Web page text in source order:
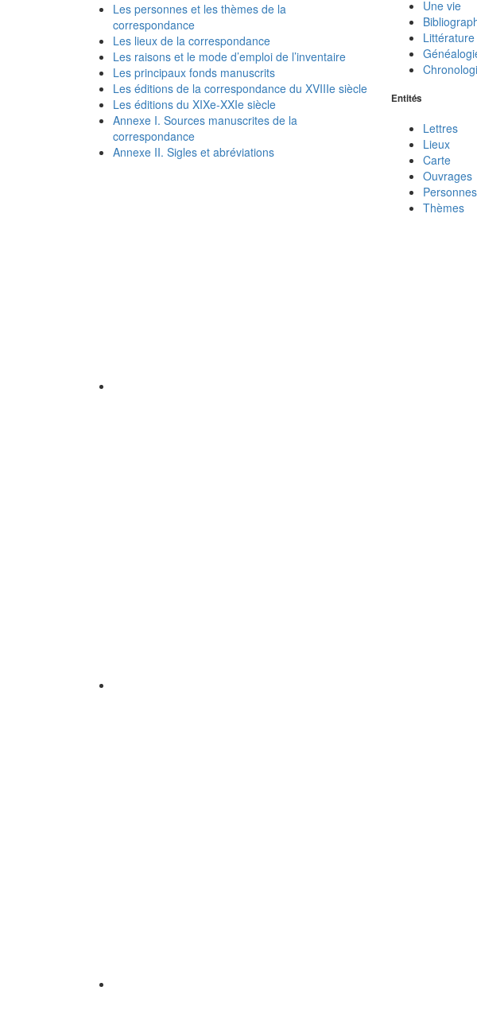
Les personnes et les thèmes de la
correspondance
Les lieux de la correspondance
Les raisons et le mode d’emploi de l’inventaire
Les principaux fonds manuscrits
Les éditions de la correspondance du XVIIIe siècle
Les éditions du XIXe-XXIe siècle
Annexe I. Sources manuscrites de la
correspondance
Annexe II. Sigles et abréviations
Une vie
Entités
Lettres
Lieux
Carte
Ouvrages
Personnes
Thèmes